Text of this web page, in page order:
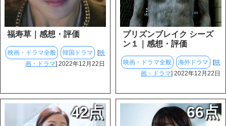
福寿草｜感想・評価
映画・ドラマ全般 韓国ドラマ [映
画・ドラマ] 2022年12月22日
プリズンブレイク シーズ
ン１｜感想・評価
映画・ドラマ全般 海外ドラマ [映
画・ドラマ] 2022年12月22日
42点 66点